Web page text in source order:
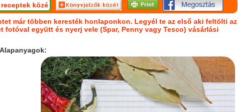
közé
már többen keresték honlaponkon. Legyél te az első aki feltölti az
fotóval együtt és nyerj vele (Spar, Penny vagy Tesco) vásárlási